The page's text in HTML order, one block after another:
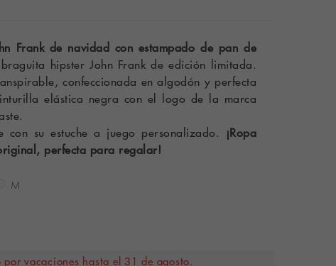
Frank de navidad con estampado de pan de
hipster John Frank de edición limitada.
confeccionada en algodón y perfecta
elástica negra con el logo de la marca
con su estuche a juego personalizado. ¡Ropa
perfecta para regalar!
M
por vacaciones hasta el 31 de agosto.